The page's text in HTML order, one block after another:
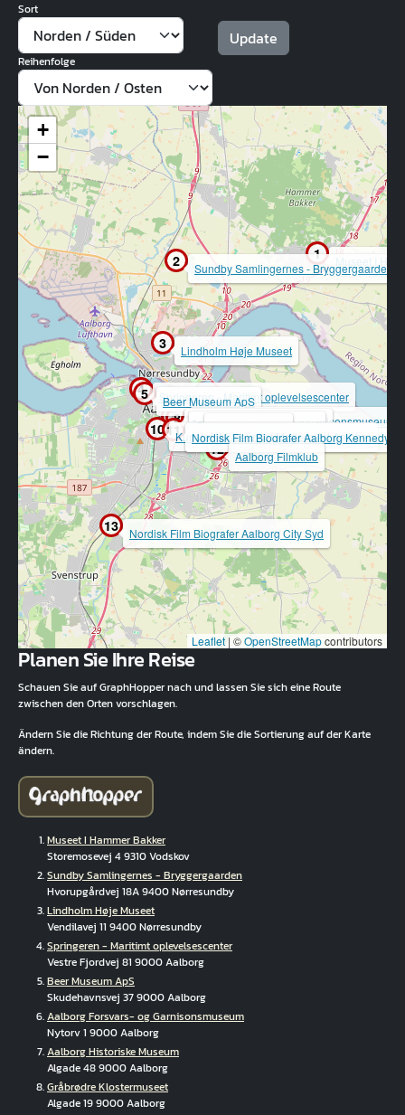
Sort
Reihenfolge
1
2
3
45
6
78 9
1011
12
13
Museet I
Sundby Samlingernes - Bryggergaarden
Lindholm Høje Museet
Springeren - Maritimt oplevelsescenter
Beer Museum ApS
Aalborg Forsvars- og Garnisonsmuseum
Aalborg Historiske Museum
Gråbrødre Klostermuseet
Kunsten Museum of Modern Art Aalborg
Nordisk Film Biografer Aalborg Kennedy
Aalborg Filmklub
Nordisk Film Biografer Aalborg City Syd
+
−
Leaflet | ©OpenStreetMapcontributors
Planen Sie Ihre Reise
Schauen Sie auf GraphHopper nach und lassen Sie sich eine Route
zwischen den Orten vorschlagen.
Ändern Sie die Richtung der Route, indem Sie die Sortierung auf der Karte
ändern.
Museet I Hammer Bakker
Storemosevej 4 9310 Vodskov
Sundby Samlingernes - Bryggergaarden
Hvorupgårdvej 18A 9400 Nørresundby
Lindholm Høje Museet
Vendilavej 11 9400 Nørresundby
Springeren - Maritimt oplevelsescenter
Vestre Fjordvej 81 9000 Aalborg
Beer Museum ApS
Skudehavnsvej 37 9000 Aalborg
Aalborg Forsvars- og Garnisonsmuseum
Nytorv 1 9000 Aalborg
Aalborg Historiske Museum
Algade 48 9000 Aalborg
Gråbrødre Klostermuseet
Algade 19 9000 Aalborg